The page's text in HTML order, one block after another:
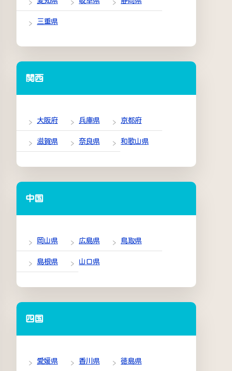
三重県
関西
大阪府 兵庫県 京都府
滋賀県 奈良県 和歌山県
中国
岡山県 広島県 鳥取県
島根県 山口県
四国
愛媛県 香川県 徳島県